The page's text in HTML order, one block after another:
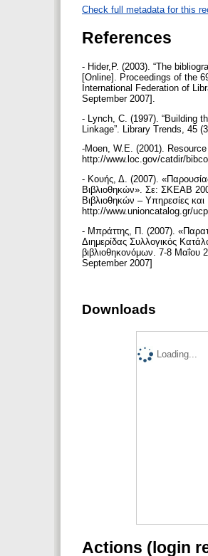
Check full metadata for this
References
- Hider,P. (2003). “The
[Online]. Proceedings of the
International Federation of
September 2007].
- Lynch, C. (1997). “Building
Linkage”. Library Trends, 45
-Moen, W.E. (2001).
http://www.loc.gov/catdir/
- Κουής, Δ. (2007).
Βιβλιοθηκών». Σε: ΣΚΕΑΒ
Βιβλιοθηκών – Υπηρεσίες
http://www.unioncatalog.gr/
- Μπράττης, Π. (2007).
Διημερίδας Συλλογικός
βιβλιοθηκονόμων. 7-8
September 2007]
Downloads
Loading...
Actions (login